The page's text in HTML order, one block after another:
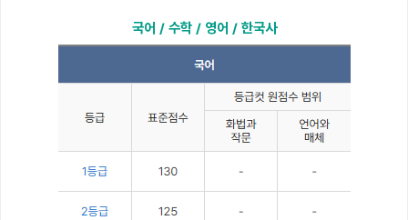
국어 / 수학 / 영어 / 한국사